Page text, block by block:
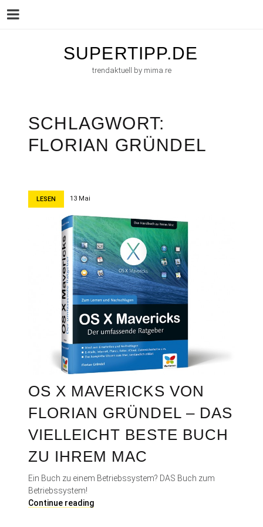
SUPERTIPP.DE
trendaktuell by mima.re
SCHLAGWORT:
FLORIAN GRÜNDEL
LESEN 13 Mai
OS X MAVERICKS VON
FLORIAN GRÜNDEL – DAS
VIELLEICHT BESTE BUCH
ZU IHREM MAC
Ein Buch zu einem Betriebssystem? DAS Buch zum
Betriebssystem!
Continue readingO
Menu